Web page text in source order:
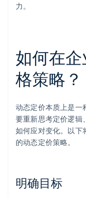
力。
如何在
格策略？
动态定价本质上是一
要重新思考定价逻辑
如何应对变化。以下
的动态定价策略。
明确目标